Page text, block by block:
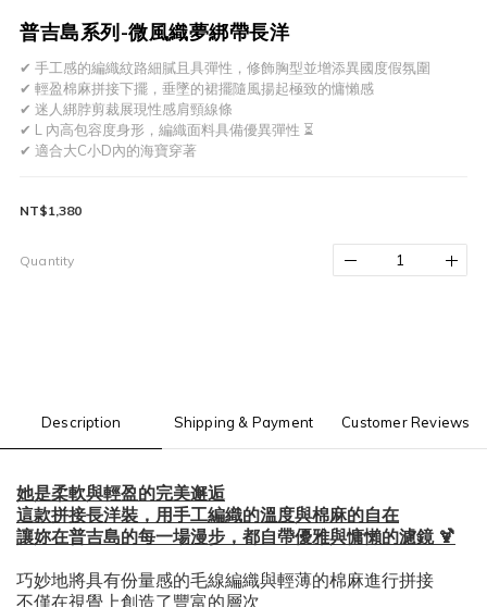
普吉島系列-微風織夢綁帶長洋
✔ 手工感的編織紋路細膩且具彈性，修飾胸型並增添異國度假氛圍
✔ 輕盈棉麻拼接下擺，垂墜的裙擺隨風揚起極致的慵懶感
✔ 迷人綁脖剪裁展現性感肩頸線條
✔ L 內高包容度身形，編織面料具備優異彈性 ⏳
✔ 適合大C小D內的海寶穿著
NT$1,380
Quantity
Description Shipping & Payment Customer Reviews
她是柔軟與輕盈的完美邂逅
這款拼接長洋裝，用手工編織的溫度與棉麻的自在
讓妳在普吉島的每一場漫步，都自帶優雅與慵懶的濾鏡 🍹
巧妙地將具有份量感的毛線編織與輕薄的棉麻進行拼接
不僅在視覺上創造了豐富的層次